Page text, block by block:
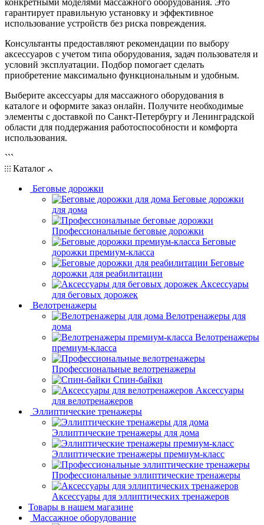
конкретными моделями массажного оборудования. Это
гарантирует правильную установку и эффективное
использование устройств без риска повреждения.
Консультанты предоставляют рекомендации по выбору
аксессуаров с учетом типа оборудования, задач пользователя и
условий эксплуатации. Подбор помогает сделать
приобретение максимально функциональным и удобным.
Выберите аксессуары для массажного оборудования в
каталоге и оформите заказ онлайн. Получите необходимые
элементы с доставкой по Санкт-Петербургу и Ленинградской
области для поддержания работоспособности и комфорта
использования.
```
Каталог
Беговые дорожки
Беговые дорожки
для дома
Профессиональные беговые дорожки
Беговые
дорожки премиум-класса
Беговые
дорожки для реабилитации
Аксессуары
для беговых дорожек
Велотренажеры
Велотренажеры для
дома
Велотренажеры
премиум-класса
Профессиональные велотренажеры
Спин-байки
Аксессуары
для велотренажеров
Эллиптические тренажеры
Эллиптические тренажеры для дома
Эллиптические тренажеры премиум-класс
Профессиональные эллиптические тренажеры
Аксессуары для эллиптических тренажеров
Товары в нашем магазине
Массажное оборудование